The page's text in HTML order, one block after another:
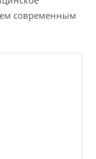
современным